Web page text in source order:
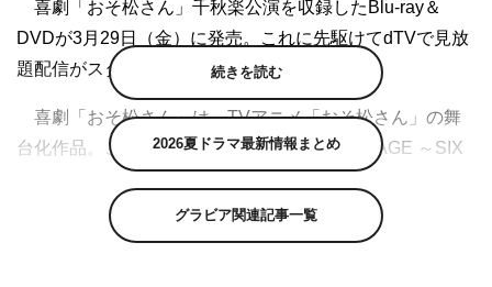
喜劇「おそ松さん」千秋楽公演を収録したBlu-ray＆
DVDが3月29日（金）に発売。これに先駆けてdTVで見放
題配信がスタートした。
喜劇「おそ松さん」は、TVアニメ「おそ松さん」の舞
台化作品。これまで第1弾『おそ松さん on STAGE ～SIX
on STAGE ～SIX MEN’S SHOW TIME 2～』（2018年）が
全公演満員御礼の大ヒットを記録。今作は“喜劇”と銘打
続きを読む
2026夏ドラマ最新情報まとめ
グラビア関連記事一覧